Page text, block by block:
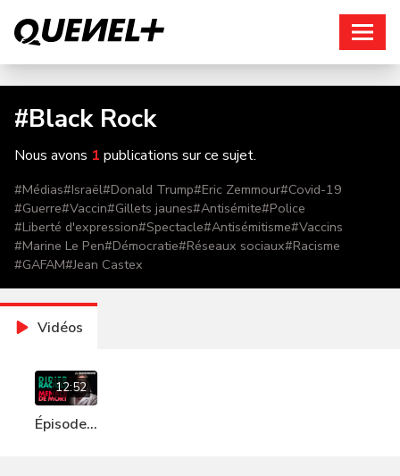
#Black Rock
Nous avons 1 publications sur ce sujet.
#Médias#Israël#Donald Trump#Eric Zemmour#Covid-19
#Guerre#Vaccin#Gillets jaunes#Antisémite#Police
#Liberté d'expression#Spectacle#Antisémitisme#Vaccins
#Marine Le Pen#Démocratie#Réseaux sociaux#Racisme
#GAFAM#Jean Castex
Vidéos
12:52
Épisode